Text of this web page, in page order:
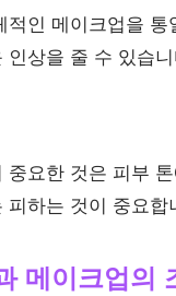
적인 메이크업을
인상을 줄 수 있습
중요한 것은 피부
피하는 것이 중요합
메이크업의